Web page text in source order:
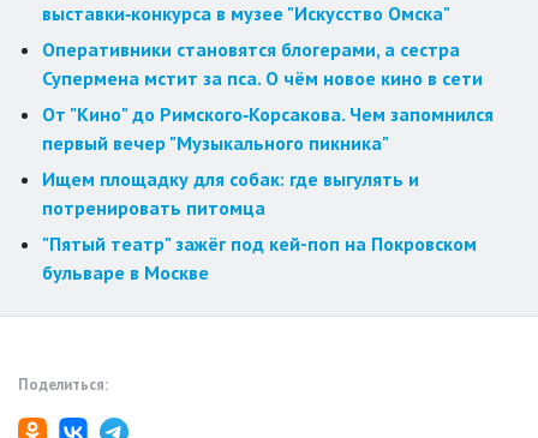
выставки‑конкурса в музее "Искусство Омска"
Оперативники становятся блогерами, а сестра
Супермена мстит за пса. О чём новое кино в сети
От "Кино" до Римского‑Корсакова. Чем запомнился
первый вечер "Музыкального пикника"
Ищем площадку для собак: где выгулять и
потренировать питомца
"Пятый театр" зажёг под кей-поп на Покровском
бульваре в Москве
Поделиться: